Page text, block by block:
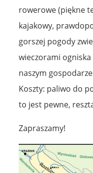
rowerowe (piękne
kajakowy,
gorszej pogody
wieczorami
naszym
Koszty: paliwo do
to jest pewne,
Zapraszamy!